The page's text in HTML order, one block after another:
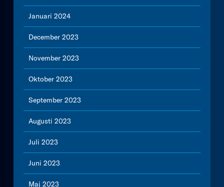
Januari 2024
December 2023
November 2023
Oktober 2023
September 2023
Augusti 2023
Juli 2023
Juni 2023
Maj 2023